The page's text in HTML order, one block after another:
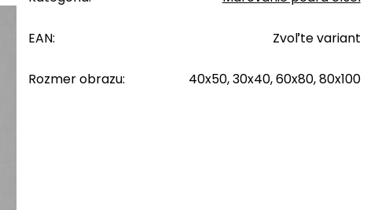
EAN: Zvoľte variant
Rozmer obrazu: 40x50, 30x40, 60x80, 80x100